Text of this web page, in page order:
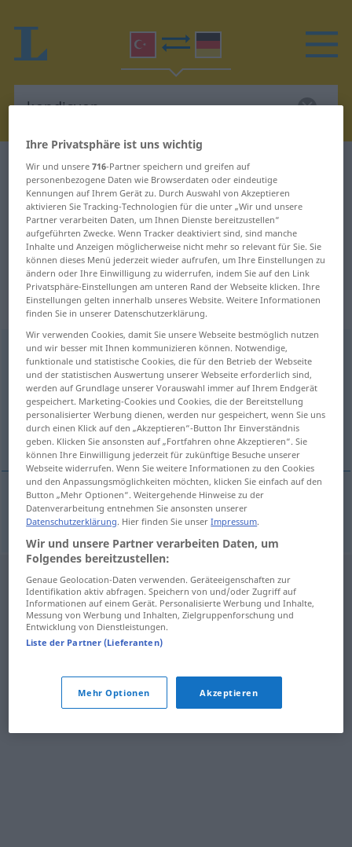
Türkisch-Deutsch Wörterbuch kondisyon
Türkisch-Deutsch Übersetzung für
"kondisyon"
"kondisyon" Deutsch Übersetzung
„kondisyon“
kondisyon
Übersicht aller Übersetzungen
(Für mehr Details die Übersetzung anklicken/antippen)
Kondition
Kondition F kondisyonbesonders
Ihre Privatsphäre ist uns wichtig
Wir und unsere716-Partner speichern und greifen auf
personenbezogene Daten wie Browserdaten oder eindeutige
Kennungen auf Ihrem Gerät zu. Durch Auswahl von Akzeptieren
aktivieren Sie Tracking-Technologien für die unter „Wir und unsere
Partner verarbeiten Daten, um Ihnen Dienste bereitzustellen“
aufgeführten Zwecke. Wenn Tracker deaktiviert sind, sind manche
Inhalte und Anzeigen möglicherweise nicht mehr so relevant für Sie. Sie
können dieses Menü jederzeit wieder aufrufen, um Ihre Einstellungen zu
ändern oder Ihre Einwilligung zu widerrufen, indem Sie auf den Link
Privatsphäre-Einstellungen am unteren Rand der Webseite klicken. Ihre
Einstellungen gelten innerhalb unseres Website. Weitere Informationen
finden Sie in unserer Datenschutzerklärung.
Wir verwenden Cookies, damit Sie unsere Webseite bestmöglich nutzen
und wir besser mit Ihnen kommunizieren können. Notwendige,
funktionale und statistische Cookies, die für den Betrieb der Webseite
und der statistischen Auswertung unserer Webseite erforderlich sind,
werden auf Grundlage unserer Vorauswahl immer auf Ihrem Endgerät
gespeichert. Marketing-Cookies und Cookies, die der Bereitstellung
personalisierter Werbung dienen, werden nur gespeichert, wenn Sie uns
durch einen Klick auf den „Akzeptieren“-Button Ihr Einverständnis
geben. Klicken Sie ansonsten auf „Fortfahren ohne Akzeptieren“. Sie
können Ihre Einwilligung jederzeit für zukünftige Besuche unserer
Webseite widerrufen. Wenn Sie weitere Informationen zu den Cookies
und den Anpassungsmöglichkeiten möchten, klicken Sie einfach auf den
Button „Mehr Optionen“. Weitergehende Hinweise zu der
Datenverarbeitung entnehmen Sie ansonsten unserer
Datenschutzerklärung. Hier finden Sie unserImpressum.
Wir und unsere Partner verarbeiten Daten, um
Folgendes bereitzustellen:
Genaue Geolocation-Daten verwenden. Geräteeigenschaften zur
Identifikation aktiv abfragen. Speichern von und/oder Zugriff auf
Informationen auf einem Gerät. Personalisierte Werbung und Inhalte,
Messung von Werbung und Inhalten, Zielgruppenforschung und
Entwicklung von Dienstleistungen.
Liste der Partner (Lieferanten)
Mehr Optionen Akzeptieren